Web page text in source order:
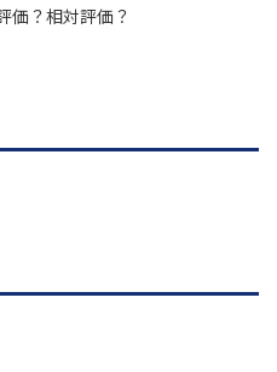
価？相対評価？